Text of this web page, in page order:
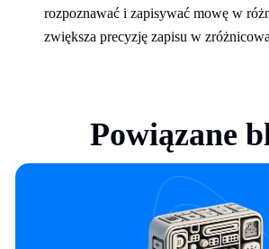
rozpoznawać i zapisywać mowę w
zwiększa precyzję zapisu w
Powiązane